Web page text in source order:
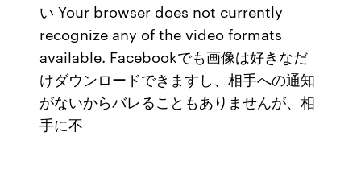
い Your browser does not currently
recognize any of the video formats
available. Facebookでも画像は好きなだ
けダウンロードできますし、相手への通知
がないからバレることもありませんが、相
手に不